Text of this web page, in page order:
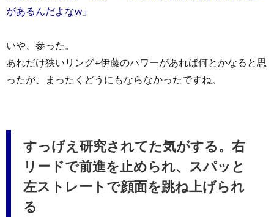
があるんだよなw」
いや、参った。
あれだけ狭いリング+伊藤のパワーがあれば何とかなると思
ったが、まったくどうにもならなかったですね。
すっげえ研究されてた気がする。右
リードで前進を止められ、スパッと
左ストレートで顔面を跳ね上げられ
る